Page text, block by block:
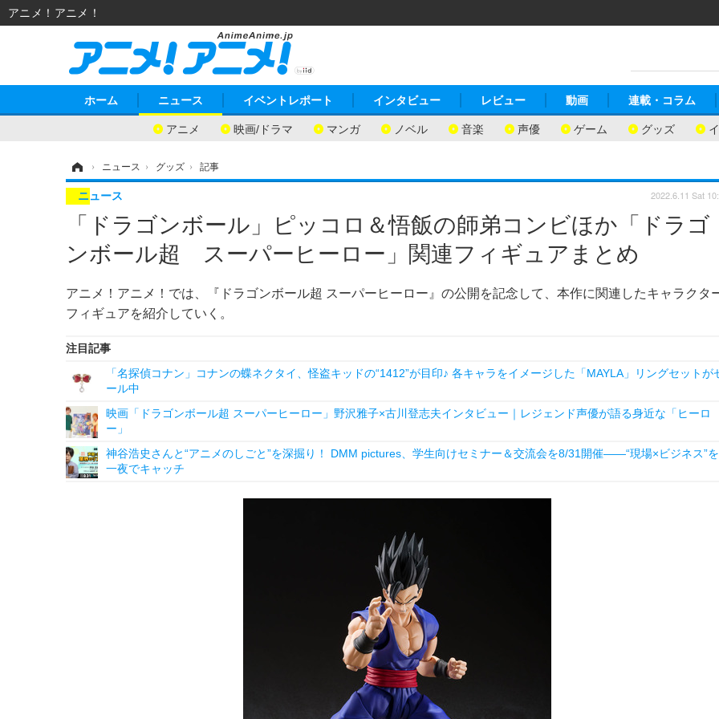
ホーム ニュース
アニメ 映画/ドラマ マンガ ノベル 音楽 声優 ゲーム グッズ
イベントレポート インタビュー レビュー 動画 連載・コラム
› ニュース › グッズ › 記事
「ドラゴンボール」ピッコロ＆悟飯の師弟コンビほか「ドラゴ
ンボール超 スーパーヒーロー」関連フィギュアまとめ
アニメ！アニメ！では、『ドラゴンボール超 スーパーヒーロー』の公開を記念して、本作に関連したキャラクタ
フィギュアを紹介していく。
ニュース 2022.6.11 Sat
注目記事
「名探偵コナン」コナンの蝶ネクタイ、怪盗キッドの“1412”が目印♪ 各キャラをイメージした「MAYLA」リングセットが
ール中
映画「ドラゴンボール超 スーパーヒーロー」野沢雅子×古川登志夫インタビュー｜レジェンド声優が語る身近な「ヒーロ
ー」
神谷浩史さんと“アニメのしごと”を深掘り！ DMM pictures、学生向けセミナー＆交流会を8/31開催――“現場×ビジネス”を
一夜でキャッチ
アニメ！アニメ！